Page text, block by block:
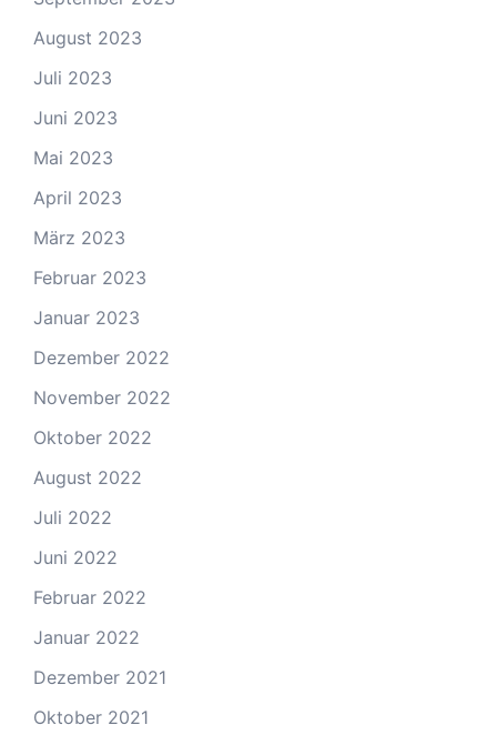
August 2023
Juli 2023
Juni 2023
Mai 2023
April 2023
März 2023
Februar 2023
Januar 2023
Dezember 2022
November 2022
Oktober 2022
August 2022
Juli 2022
Juni 2022
Februar 2022
Januar 2022
Dezember 2021
Oktober 2021